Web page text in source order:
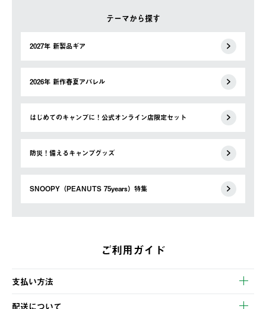
テーマから探す
2027年 新製品ギア
2026年 新作春夏アパレル
はじめてのキャンプに！公式オンライン店限定セット
防災！備えるキャンプグッズ
SNOOPY（PEANUTS 75years）特集
ご利用ガイド
支払い方法
以下のいずれかの方法でお支払いいただけます。
配送について